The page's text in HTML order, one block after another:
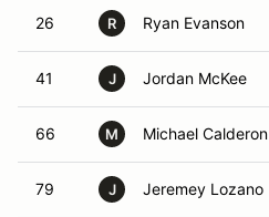
26 R Ryan Evanson
41 J Jordan McKee
66 M Michael Calderon
79 J Jeremey Lozano